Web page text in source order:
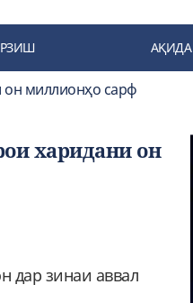
АҚИДА
он миллионҳо сарф
харидани он
дар зинаи аввал